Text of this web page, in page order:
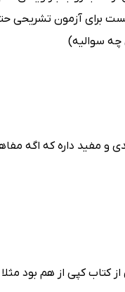
آزمون تشریحی حتما
چه سوالیه)
کپی از هم بود